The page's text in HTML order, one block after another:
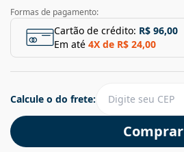
Formas de pagamento:
Cartão de crédito: R$ 96,00
Em até 4X de R$ 24,00
Comprar
Calcule o do frete: